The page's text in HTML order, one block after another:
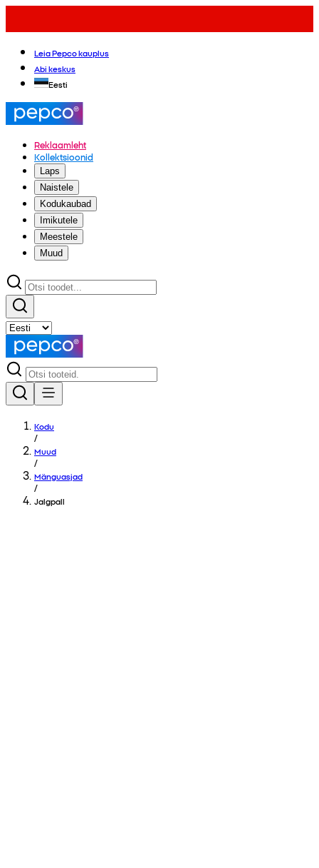
Leia Pepco kauplus
Abi keskus
Eesti
Reklaamleht
Kollektsioonid
Laps
Naistele
Kodukaubad
Imikutele
Meestele
Muud
Kodu
/
Muud
/
Mänguasjad
/
Jalgpall